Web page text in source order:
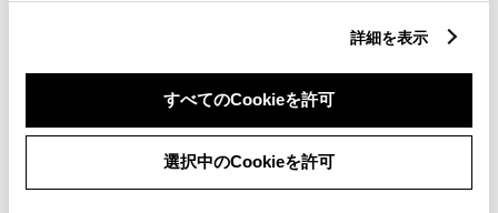
詳細を表示
すべてのCookieを許可
選択中のCookieを許可
メールアドレス